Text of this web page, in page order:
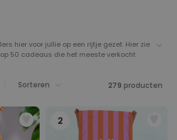
hier voor jullie op een rijtje gezet. Hier zie
50 cadeaus die het meeste verkocht
tot eenhoorn pantoffels. Neem een
Sorteren 279 producten
2